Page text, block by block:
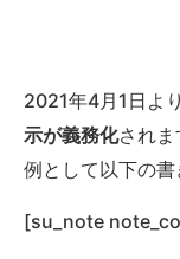
2021年4月1日よ
示が義務化され
例として以下の書
[su_note